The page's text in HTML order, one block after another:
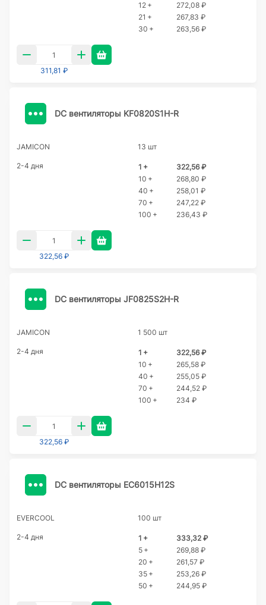
12 +
272,08 ₽
21 +
267,83 ₽
30 +
263,56 ₽
311,81 ₽
DC вентиляторы KF0820S1H-R
JAMICON 13 шт
2-4 дня 1 +
322,56 ₽
10 +
268,80 ₽
40 +
258,01 ₽
70 +
247,22 ₽
100 +
236,43 ₽
322,56 ₽
DC вентиляторы JF0825S2H-R
JAMICON 1 500 шт
2-4 дня 1 +
322,56 ₽
10 +
265,58 ₽
40 +
255,05 ₽
70 +
244,52 ₽
100 +
234 ₽
322,56 ₽
DC вентиляторы EC6015H12S
EVERCOOL 100 шт
2-4 дня 1 +
333,32 ₽
5 +
269,88 ₽
20 +
261,57 ₽
35 +
253,26 ₽
50 +
244,95 ₽